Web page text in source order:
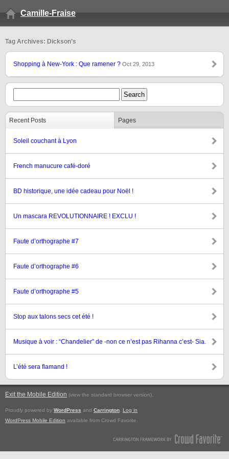
Camille-Fraise
Tag Archives: Dickson’s
Shopping à New-York : Que ramener ? Oct 29, 2013
Recent Posts Pages
Soleil couchant à Lyon
French manucure café-doré
BD historique, une idée cadeau pour Noël !
Un mascara REVOLUTIONNAIRE ! EXCLU !
Faute d’orthographe #7
Faute d’orthographe #6
Faute d’orthographe #5
Stop aux talons secs cet été !
Musique à voir : “Chandelier” de -non ce n’est pas Rihanna c’est- Sia.
L’été sera flamand !
Exit the Mobile Edition (view the standard browser version).
Proudly powered by WordPress and Carrington
Log in
WordPress Mobile Edition available from Crowd Favorite.